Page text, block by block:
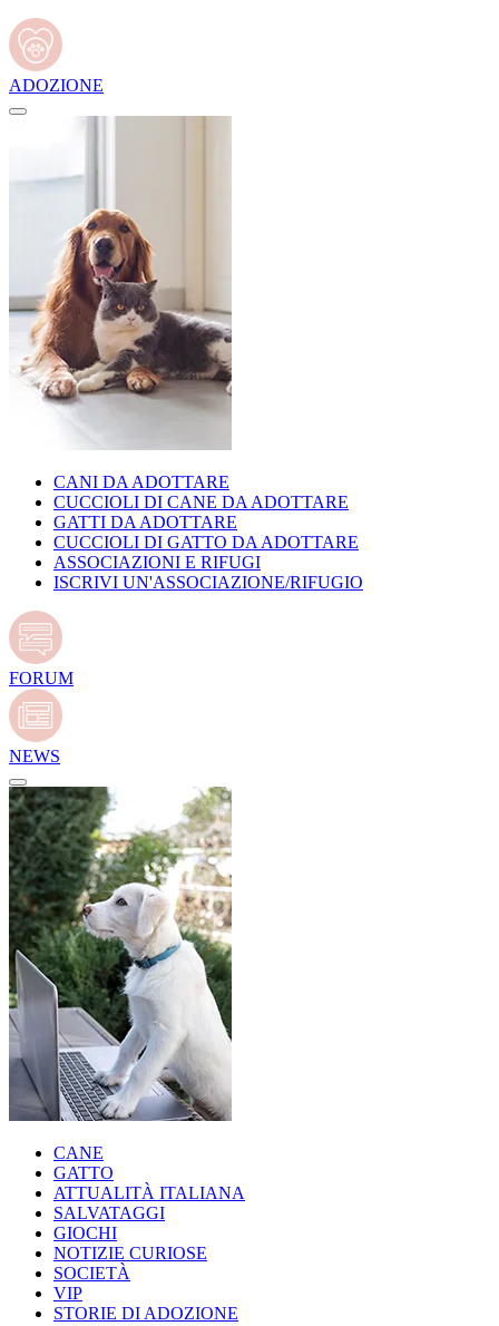
ADOZIONE
CANI DA ADOTTARE
CUCCIOLI DI CANE DA ADOTTARE
GATTI DA ADOTTARE
CUCCIOLI DI GATTO DA ADOTTARE
ASSOCIAZIONI E RIFUGI
ISCRIVI UN'ASSOCIAZIONE/RIFUGIO
FORUM
NEWS
CANE
GATTO
ATTUALITÀ ITALIANA
SALVATAGGI
GIOCHI
NOTIZIE CURIOSE
SOCIETÀ
VIP
STORIE DI ADOZIONE